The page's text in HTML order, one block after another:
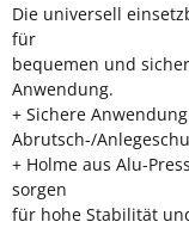
Die universell
für
bequemen und
Anwendung.
+ Sichere
Abrutsch-/
+ Holme aus Alu-
sorgen
für hohe Stabilität